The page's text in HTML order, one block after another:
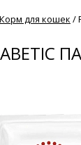
Корм для кошек /